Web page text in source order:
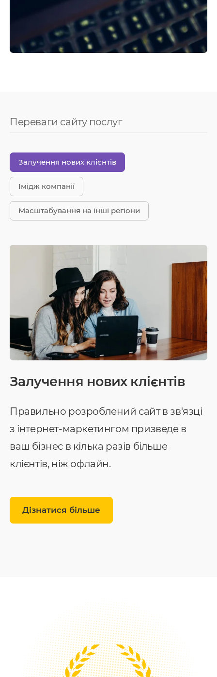
Переваги сайту послуг
Залучення нових клієнтів
Імідж компанії
Масштабування на інші регіони
Залучення нових клієнтів
Правильно розроблений сайт в зв'язці
з інтернет-маркетингом призведе в
ваш бізнес в кілька разів більше
клієнтів, ніж офлайн.
Дізнатися більше